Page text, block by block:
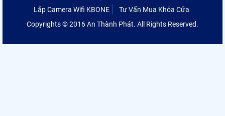
Lắp Camera Wifi KBONE
Tư Vấn Mua Khóa Cửa
Copyrights © 2016 An Thành Phát. All Rights Reserved.